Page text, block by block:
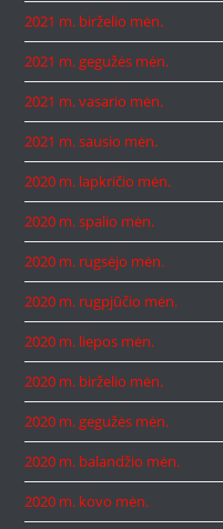
2021 m. birželio mėn.
2021 m. gegužės mėn.
2021 m. vasario mėn.
2021 m. sausio mėn.
2020 m. lapkričio mėn.
2020 m. spalio mėn.
2020 m. rugsėjo mėn.
2020 m. rugpjūčio mėn.
2020 m. liepos mėn.
2020 m. birželio mėn.
2020 m. gegužės mėn.
2020 m. balandžio mėn.
2020 m. kovo mėn.